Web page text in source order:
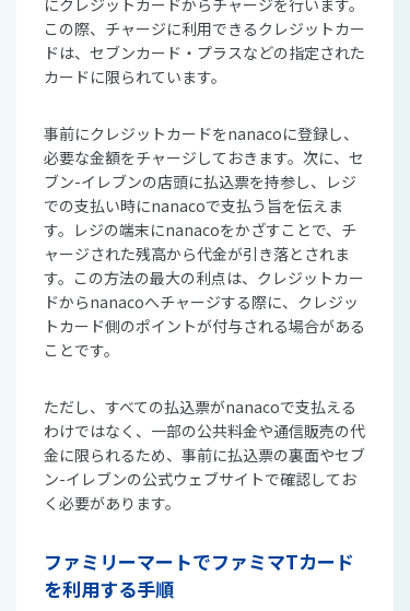
にクレジットカードからチャージを行います。
この際、チャージに利用できるクレジットカー
ドは、セブンカード・プラスなどの指定された
カードに限られています。
事前にクレジットカードをnanacoに登録し、
必要な金額をチャージしておきます。次に、セ
ブン-イレブンの店頭に払込票を持参し、レジ
での支払い時にnanacoで支払う旨を伝えま
す。レジの端末にnanacoをかざすことで、チ
ャージされた残高から代金が引き落とされま
す。この方法の最大の利点は、クレジットカー
ドからnanacoへチャージする際に、クレジッ
トカード側のポイントが付与される場合がある
ことです。
ただし、すべての払込票がnanacoで支払える
わけではなく、一部の公共料金や通信販売の代
金に限られるため、事前に払込票の裏面やセブ
ン-イレブンの公式ウェブサイトで確認してお
く必要があります。
ファミリーマートでファミマTカード
を利用する手順